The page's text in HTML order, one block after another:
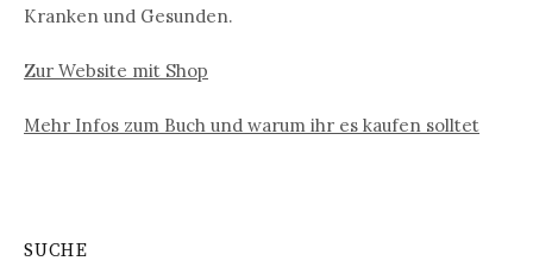
Kranken und Gesunden.
Zur Website mit Shop
Mehr Infos zum Buch und warum ihr es kaufen solltet
SUCHE